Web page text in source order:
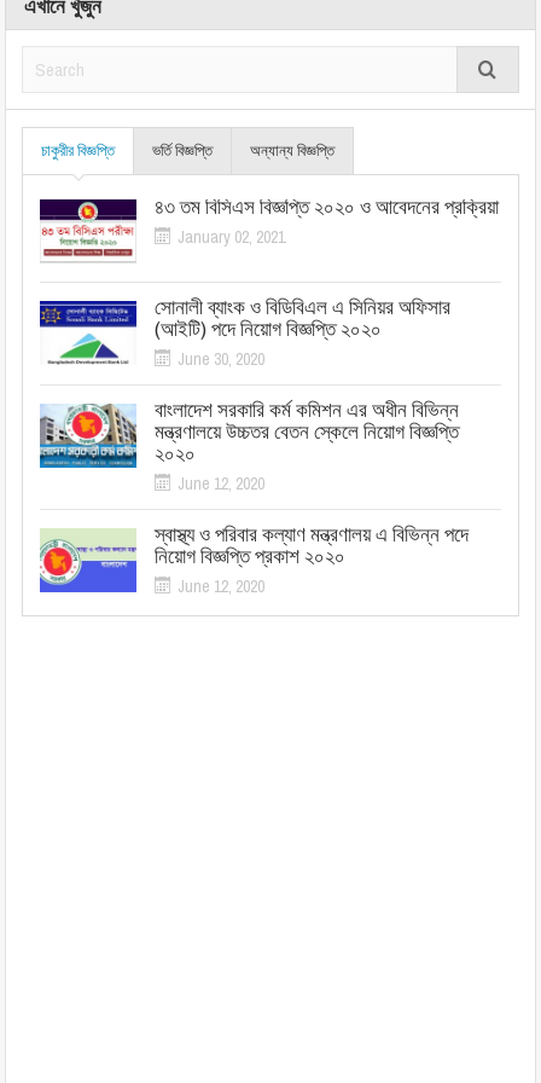
চাকুরীর বিজ্ঞপ্তি ভর্তি বিজ্ঞপ্তি অন্যান্য বিজ্ঞপ্তি
৪৩ তম বিসিএস বিজ্ঞপ্তি ২০২০ ও আবেদনের প্রক্রিয়া
January 02, 2021
সোনালী ব্যাংক ও বিডিবিএল এ সিনিয়র অফিসার
(আইটি) পদে নিয়োগ বিজ্ঞপ্তি ২০২০
June 30, 2020
বাংলাদেশ সরকারি কর্ম কমিশন এর অধীন বিভিন্ন
মন্ত্রণালয়ে উচ্চতর বেতন স্কেলে নিয়োগ বিজ্ঞপ্তি
২০২০
June 12, 2020
স্বাস্থ্য ও পরিবার কল্যাণ মন্ত্রণালয় এ বিভিন্ন পদে
নিয়োগ বিজ্ঞপ্তি প্রকাশ ২০২০
June 12, 2020